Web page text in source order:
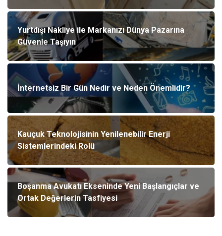
Yurtdışı Nakliye ile Markanızı Dünya Pazarına
Güvenle Taşıyın
İnternetsiz Bir Gün Nedir ve Neden Önemlidir?
Kauçuk Teknolojisinin Yenilenebilir Enerji
Sistemlerindeki Rolü
Boşanma Avukatı Ekseninde Yeni Başlangıçlar ve
Ortak Değerlerin Tasfiyesi